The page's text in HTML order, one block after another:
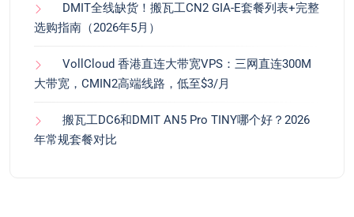
DMIT全线缺货！搬瓦工CN2 GIA-E套餐列表+完整
选购指南（2026年5月）
VollCloud 香港直连大带宽VPS：三网直连300M
大带宽，CMIN2高端线路，低至$3/月
搬瓦工DC6和DMIT AN5 Pro TINY哪个好？2026
年常规套餐对比